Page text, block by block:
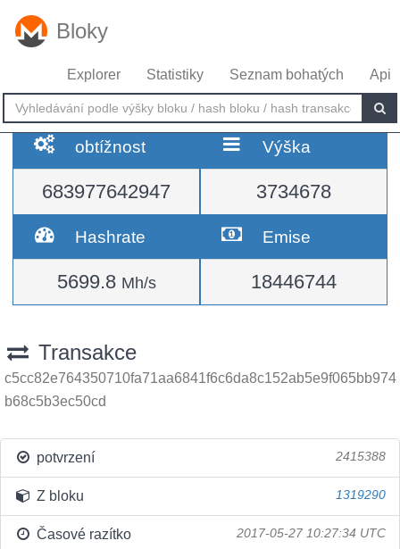
Bloky
Explorer Statistiky Seznam bohatých Api
obtížnost
683977642947
Výška
3734678
Hashrate
5699.8 Mh/s
Emise
18446744
Transakce
c5cc82e764350710fa71aa6841f6c6da8c152ab5e9f065bb974
b68c5b3ec50cd
potvrzení 2415388
Z bloku 1319290
Časové razítko 2017-05-27 10:27:34 UTC